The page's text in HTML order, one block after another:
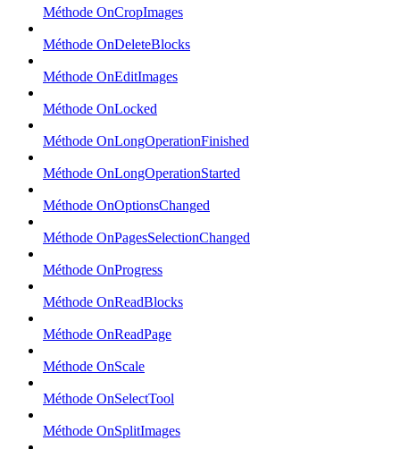
Méthode OnCropImages
Méthode OnDeleteBlocks
Méthode OnEditImages
Méthode OnLocked
Méthode OnLongOperationFinished
Méthode OnLongOperationStarted
Méthode OnOptionsChanged
Méthode OnPagesSelectionChanged
Méthode OnProgress
Méthode OnReadBlocks
Méthode OnReadPage
Méthode OnScale
Méthode OnSelectTool
Méthode OnSplitImages